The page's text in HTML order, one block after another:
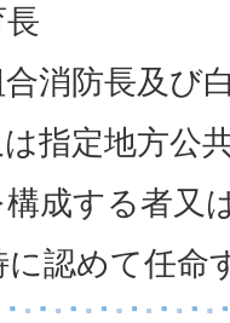
消防長及び
指定地方公
成する者又
認めて任命